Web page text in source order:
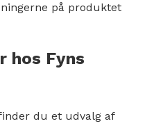
på produktet
hos Fyns
du et udvalg af